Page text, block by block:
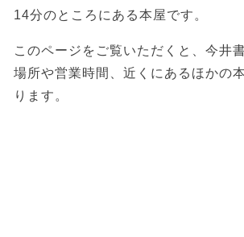
14分のところにある本屋です。
このページをご覧いただくと、今井
場所や営業時間、近くにあるほかの
ります。